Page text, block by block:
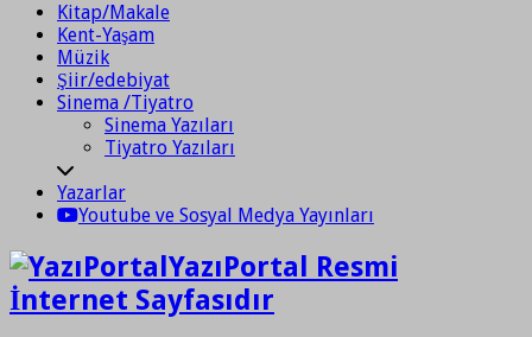
Kitap/Makale
Kent-Yaşam
Müzik
Şiir/edebiyat
Sinema /Tiyatro
Sinema Yazıları
Tiyatro Yazıları
Yazarlar
Youtube ve Sosyal Medya Yayınları
YazıPortal Resmi
İnternet Sayfasıdır